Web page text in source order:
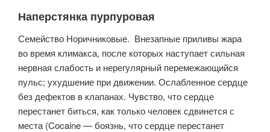
Наперстянка пурпуровая
Семейство Норичниковые. Внезапные приливы жара
во время климакса, после которых наступает сильная
нервная слабость и нерегулярный перемежающийся
пульс; ухудшение при движении. Ослабленное сердце
без дефектов в клапанах. Чувство, что сердце
перестанет биться, как только человек сдвинется с
места (Cocaine — боязнь, что сердце перестанет